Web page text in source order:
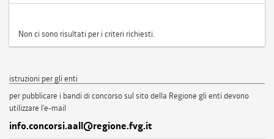
Non ci sono risultati per i criteri richiesti.
istruzioni per gli enti
per pubblicare i bandi di concorso sul sito della Regione gli enti devono
utilizzare l'e-mail
info.concorsi.aall@regione.fvg.it